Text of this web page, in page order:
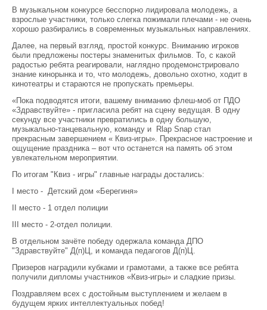
В музыкальном конкурсе бесспорно лидировала молодежь, а
взрослые участники, только слегка пожимали плечами - не очень
хорошо разбирались в современных музыкальных направлениях.
Далее, на первый взгляд, простой конкурс. Вниманию игроков
были предложены постеры знаменитых фильмов. То, с какой
радостью ребята реагировали, наглядно продемонстрировало
знание кинорынка и то, что молодежь, довольно охотно, ходит в
кинотеатры и стараются не пропускать премьеры.
«Пока подводятся итоги, вашему вниманию флеш-моб от ПДО
«Здравствуйте» - пригласила ребят на сцену ведущая. В одну
секунду все участники превратились в одну большую,
музыкально-танцевальную, команду и Rlap Snap стал
прекрасным завершением « Квиз-игры». Прекрасное настроение и
ощущение праздника – вот что останется на память об этом
увлекательном мероприятии.
По итогам "Квиз - игры" главные награды достались:
I место - Детский дом «Берегиня»
II место - 1 отдел полиции
III место - 2-отдел полиции.
В отдельном зачёте победу одержала команда ДПО
"Здравствуйте" Д(п)Ц, и команда педагогов Д(п)Ц.
Призеров наградили кубками и грамотами, а также все ребята
получили дипломы участников «Квиз-игры» и сладкие призы.
Поздравляем всех с достойным выступлением и желаем в
будущем ярких интеллектуальных побед!